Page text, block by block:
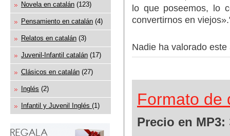
Novela en catalán (123)
Pensamiento en catalán (4)
Relatos en catalán (3)
Juvenil-Infantil catalán (17)
Clásicos en catalán (27)
Inglés (2)
Infantil y Juvenil Inglés (1)
lo que poseemos, lo
convertirnos en
Nadie ha valorado
Formato de
Precio en MP3: